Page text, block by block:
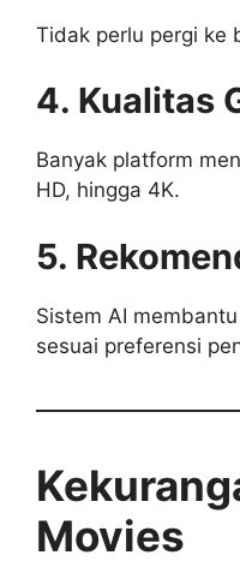
Tidak perlu pergi ke
4. Kualitas
Banyak platform
HD, hingga 4K.
5.
Sistem AI
sesuai preferensi
Movies